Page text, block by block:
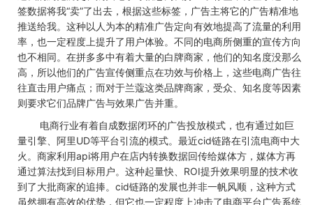
签数据将我“卖”了出去，根据这些标签，广告主将它的广告精准地
推送给我。这种以人为本的精准广告定向有效地提高了流量的利用
率，也一定程度上提升了用户体验。不同的电商所侧重的宣传方向
也不相同。在拼多多中有着大量的白牌商家，他们的知名度没那么
高，所以他们的广告宣传侧重点在功效与价格上，这些电商广告往
往直击用户痛点；而对于兰蔻这类品牌商家，受众、知名度等因素
则要求它们品牌广告与效果广告并重。
电商行业有着自成数据闭环的广告投放模式，也有通过如巨
量引擎、阿里UD等平台引流的模式。最近cid链路在引流电商中大
火。商家利用api将用户在店内转换数据回传给媒体方，媒体方再
通过算法找到目标用户。这种起量快、ROI提升效果明显的技术收
到了大批商家的追捧。cid链路的发展也并非一帆风顺，这种方式
虽然拥有高效的优势，但它也一定程度上冲击了电商平台广告系统